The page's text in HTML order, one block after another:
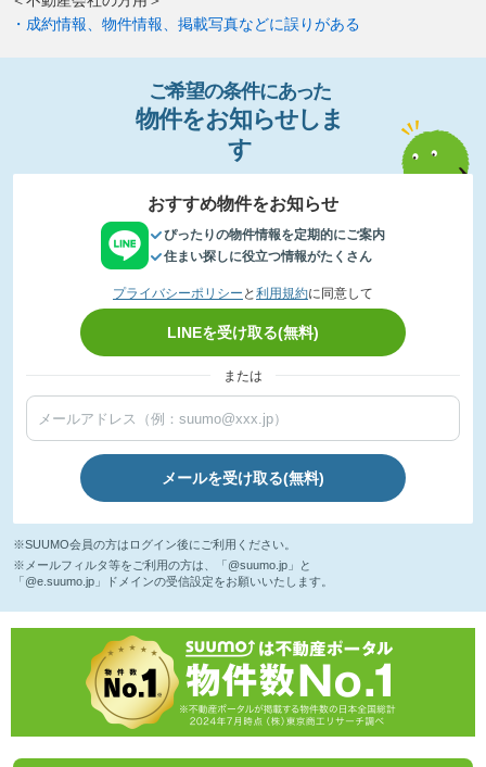
・成約情報、物件情報、掲載写真などに誤りがある
ご希望の条件にあった
物件をお知らせし ま
す
おすすめ物件をお知らせ
ぴったりの物件情報を定期的にご案内
住まい探しに役立つ情報がたくさん
プライバシーポリシー と 利用規約に同意して
LINEを受け取る(無料)
または
メールを受け取る(無料)
※SUUMO会員の方はログイン後にご利用ください。
※メールフィルタ等をご利用の方は、「@suumo.jp」と
「@e.suumo.jp」ドメインの受信設定をお願いいたします。